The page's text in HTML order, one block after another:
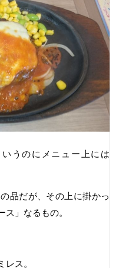
うのにメニュー上には
品だが、その上に掛かっ
」なるもの。
ス。